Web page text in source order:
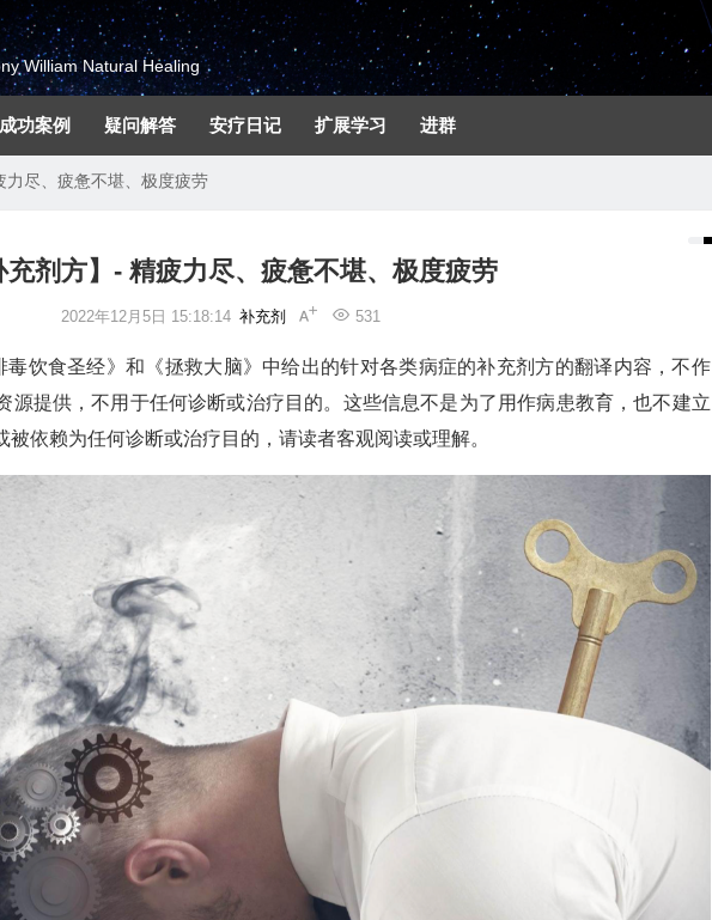
William Natural Healing
成功案例 疑问解答 安疗日记 扩展学习 进群
力尽、疲惫不堪、极度疲劳
充剂方】- 精疲力尽、疲惫不堪、极度疲劳
2022年12月5日 15:18:14 补充剂 531
毒饮食圣经》和《拯救大脑》中给出的针对各类病症的补充剂方的翻译内容，不作
源提供，不用于任何诊断或治疗目的。这些信息不是为了用作病患教育，也不建立
依赖为任何诊断或治疗目的，请读者客观阅读或理解。